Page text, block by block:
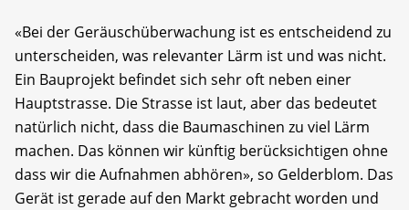
«Bei der Geräuschüberwachung ist es entscheidend zu
unterscheiden, was relevanter Lärm ist und was nicht.
Ein Bauprojekt befindet sich sehr oft neben einer
Hauptstrasse. Die Strasse ist laut, aber das bedeutet
natürlich nicht, dass die Baumaschinen zu viel Lärm
machen. Das können wir künftig berücksichtigen ohne
dass wir die Aufnahmen abhören», so Gelderblom. Das
Gerät ist gerade auf den Markt gebracht worden und